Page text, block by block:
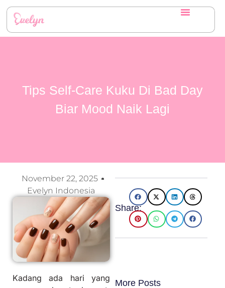
Tips Self-Care Kuku Di Bad Day
Biar Mood Naik Lagi
November 22, 2025
Evelyn Indonesia
Kadang ada hari yang
Share:
More Posts